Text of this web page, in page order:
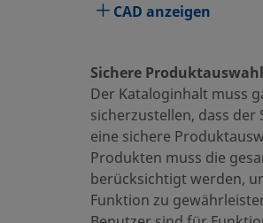
Körperwerkstoff
Reinigungsverfahren
Größe Verbindung 1
Typ Verbindung 1
Größe Verbindung 2
CAD anzeigen
Sichere
Der Kataloginhalt muss
sicherzustellen, dass
eine sichere
Produkten muss die
berücksichtigt werden,
Funktion zu